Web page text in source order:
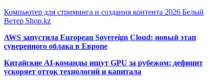
Компьютер для стриминга и создания контента 2026 Белый
Ветер Shop.kz
AWS запустила European Sovereign Cloud: новый этап
суверенного облака в Европе
Китайские AI-команды ищут GPU за рубежом: дефицит
ускоряет отток технологий и капитала